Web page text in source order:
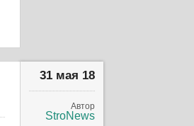
31 мая 18
Автор
StroNews